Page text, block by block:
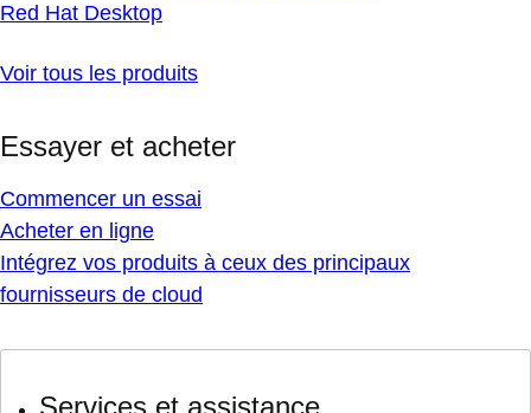
Red Hat Desktop
Voir tous les produits
Essayer et acheter
Commencer un essai
Acheter en ligne
Intégrez vos produits à ceux des principaux
fournisseurs de cloud
Services et assistance